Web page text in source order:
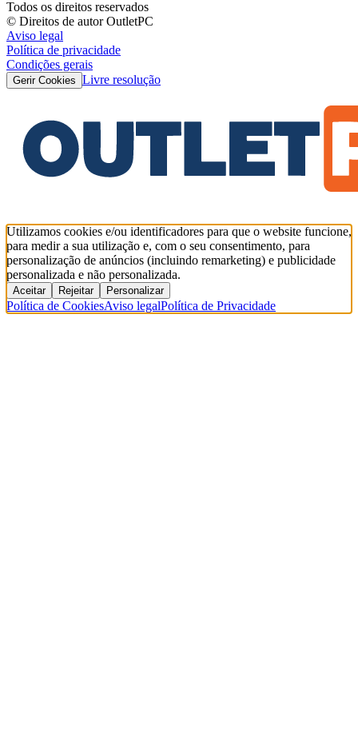
Todos os direitos reservados
© Direitos de autor OutletPC
Aviso legal
Política de privacidade
Condições gerais
Gerir Cookies Livre resolução
Utilizamos cookies e/ou identificadores para que o website funcione,
para medir a sua utilização e, com o seu consentimento, para
personalização de anúncios (incluindo remarketing) e publicidade
personalizada e não personalizada.
Aceitar Rejeitar Personalizar
Política de CookiesAviso legalPolítica de Privacidade